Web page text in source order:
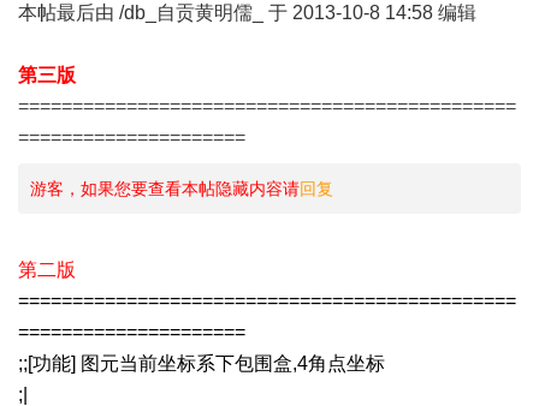
本帖最后由 /db_自贡黄明儒_ 于 2013-10-8 14:58 编辑
第三版
==============================================
=====================
游客，如果您要查看本帖隐藏内容请回复
第二版
==============================================
=====================
;;[功能] 图元当前坐标系下包围盒,4角点坐标
;|